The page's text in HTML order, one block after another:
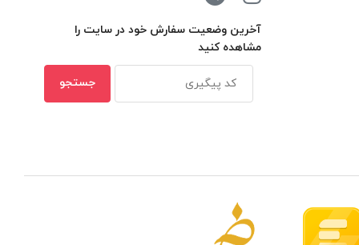
آخرین وضعیت سفارش خود در سایت را
مشاهده کنید